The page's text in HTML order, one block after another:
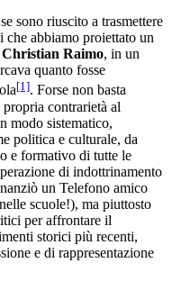
sono riuscito a trasmettere
che abbiamo proiettato un
Christian Raimo, in un
quanto fosse
[1]. Forse non basta
contrarietà al
modo sistematico,
politica e culturale, da
e formativo di tutte le
di indottrinamento
un Telefono amico
scuole!), ma piuttosto
per affrontare il
storici più recenti,
e di rappresentazione